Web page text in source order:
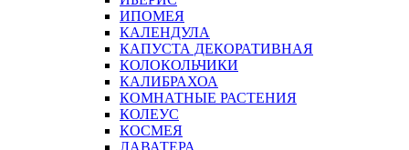
ИПОМЕЯ
КАЛЕНДУЛА
КАПУСТА ДЕКОРАТИВНАЯ
КОЛОКОЛЬЧИКИ
КАЛИБРАХОА
КОМНАТНЫЕ РАСТЕНИЯ
КОЛЕУС
КОСМЕЯ
ЛАВАТЕРА